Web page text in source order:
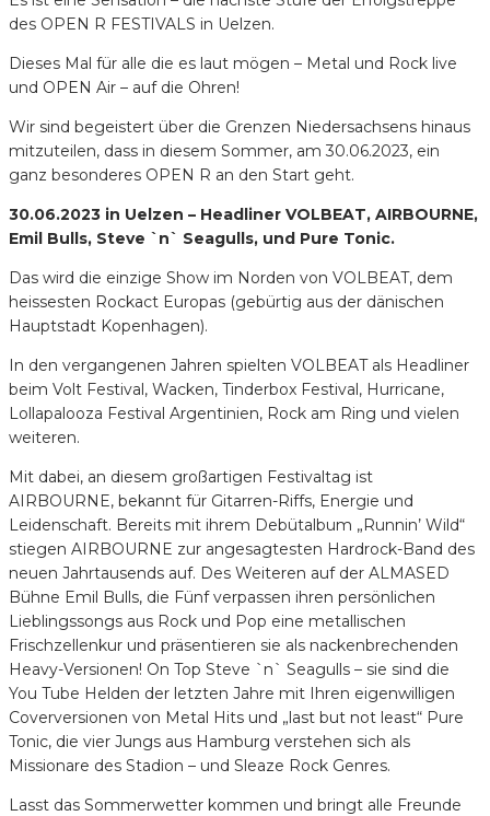
des OPEN R FESTIVALS in Uelzen.
Dieses Mal für alle die es laut mögen – Metal und Rock live
und OPEN Air – auf die Ohren!
Wir sind begeistert über die Grenzen Niedersachsens hinaus
mitzuteilen, dass in diesem Sommer, am 30.06.2023, ein
ganz besonderes OPEN R an den Start geht.
30.06.2023 in Uelzen – Headliner VOLBEAT, AIRBOURNE,
Emil Bulls, Steve `n` Seagulls, und Pure Tonic.
Das wird die einzige Show im Norden von VOLBEAT, dem
heissesten Rockact Europas (gebürtig aus der dänischen
Hauptstadt Kopenhagen).
In den vergangenen Jahren spielten VOLBEAT als Headliner
beim Volt Festival, Wacken, Tinderbox Festival, Hurricane,
Lollapalooza Festival Argentinien, Rock am Ring und vielen
weiteren.
Mit dabei, an diesem großartigen Festivaltag ist
AIRBOURNE, bekannt für Gitarren-Riffs, Energie und
Leidenschaft. Bereits mit ihrem Debütalbum „Runnin’ Wild“
stiegen AIRBOURNE zur angesagtesten Hardrock-Band des
neuen Jahrtausends auf. Des Weiteren auf der ALMASED
Bühne Emil Bulls, die Fünf verpassen ihren persönlichen
Lieblingssongs aus Rock und Pop eine metallischen
Frischzellenkur und präsentieren sie als nackenbrechenden
Heavy-Versionen! On Top Steve `n` Seagulls – sie sind die
You Tube Helden der letzten Jahre mit Ihren eigenwilligen
Coverversionen von Metal Hits und „last but not least“ Pure
Tonic, die vier Jungs aus Hamburg verstehen sich als
Missionare des Stadion – und Sleaze Rock Genres.
Lasst das Sommerwetter kommen und bringt alle Freunde